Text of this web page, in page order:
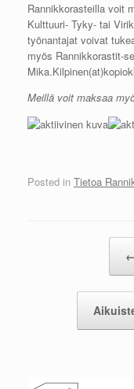
Rannikkorasteilla voit
Kulttuuri- Tyky- tai
työnantajat voivat
myös Rannikkorastit-
Meillä voit maksaa
Posted in Tietoa